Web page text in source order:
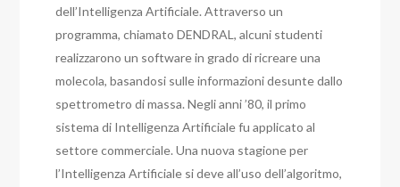
dell’Intelligenza Artificiale. Attraverso un
programma, chiamato DENDRAL, alcuni studenti
realizzarono un software in grado di ricreare una
molecola, basandosi sulle informazioni desunte dallo
spettrometro di massa. Negli anni ’80, il primo
sistema di Intelligenza Artificiale fu applicato al
settore commerciale. Una nuova stagione per
l’Intelligenza Artificiale si deve all’uso dell’algoritmo,